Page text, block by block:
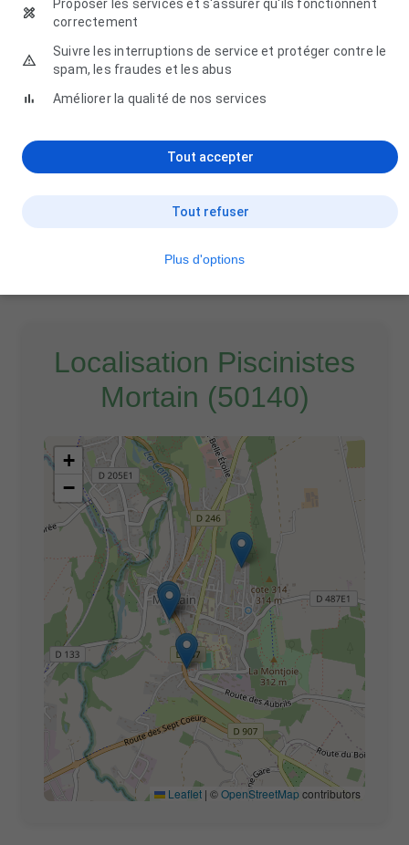
Pôle territorial
3 Rue du Jardin des Plantes, 50140 Mortain-Bocage
Localisation Piscinistes
Mortain (50140)
+
−
Leaflet | ©OpenStreetMapcontributors
Proposer les services et s'assurer qu'ils fonctionnent
correctement
Suivre les interruptions de service et protéger contre le
spam, les fraudes et les abus
Améliorer la qualité de nos services
Tout refuser
Tout accepter
Plus d'options